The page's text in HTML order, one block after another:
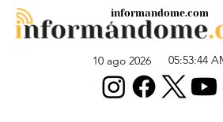
10 ago 2026 05:53:44
informandome.com